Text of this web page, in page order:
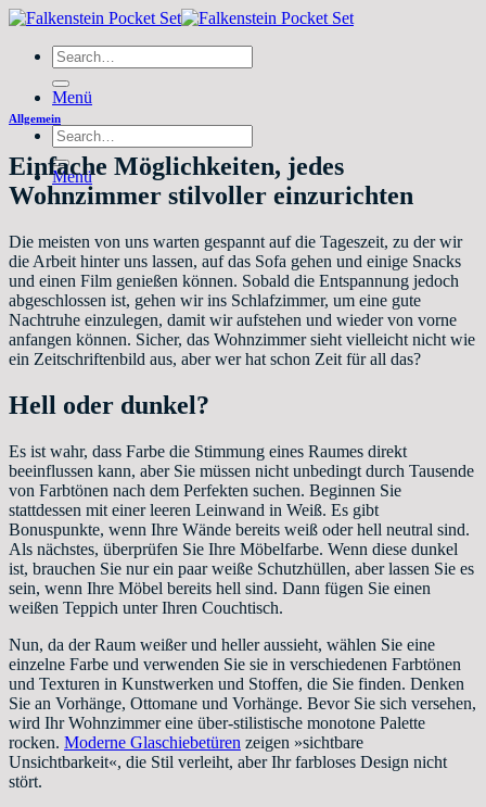
Zum
springenSearch
for:
Menü
Search
for:
Menü
Allgemein
Einfache Möglichkeiten, jedes
Wohnzimmer stilvoller einzurichten
Die meisten von uns warten gespannt auf die Tageszeit, zu der wir
die Arbeit hinter uns lassen, auf das Sofa gehen und einige Snacks
und einen Film genießen können. Sobald die Entspannung jedoch
abgeschlossen ist, gehen wir ins Schlafzimmer, um eine gute
Nachtruhe einzulegen, damit wir aufstehen und wieder von vorne
anfangen können. Sicher, das Wohnzimmer sieht vielleicht nicht wie
ein Zeitschriftenbild aus, aber wer hat schon Zeit für all das?
Hell oder dunkel?
Es ist wahr, dass Farbe die Stimmung eines Raumes direkt
beeinflussen kann, aber Sie müssen nicht unbedingt durch Tausende
von Farbtönen nach dem Perfekten suchen. Beginnen Sie
stattdessen mit einer leeren Leinwand in Weiß. Es gibt
Bonuspunkte, wenn Ihre Wände bereits weiß oder hell neutral sind.
Als nächstes, überprüfen Sie Ihre Möbelfarbe. Wenn diese dunkel
ist, brauchen Sie nur ein paar weiße Schutzhüllen, aber lassen Sie es
sein, wenn Ihre Möbel bereits hell sind. Dann fügen Sie einen
weißen Teppich unter Ihren Couchtisch.
Nun, da der Raum weißer und heller aussieht, wählen Sie eine
einzelne Farbe und verwenden Sie sie in verschiedenen Farbtönen
und Texturen in Kunstwerken und Stoffen, die Sie finden. Denken
Sie an Vorhänge, Ottomane und Vorhänge. Bevor Sie sich versehen,
wird Ihr Wohnzimmer eine über-stilistische monotone Palette
rocken. Moderne Glaschiebetüren zeigen »sichtbare
Unsichtbarkeit«, die Stil verleiht, aber Ihr farbloses Design nicht
stört.